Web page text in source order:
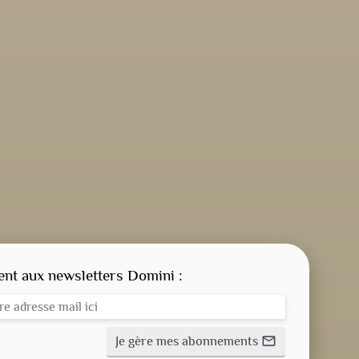
aux newsletters Domini :
Je gère mes abonnements mail_outline